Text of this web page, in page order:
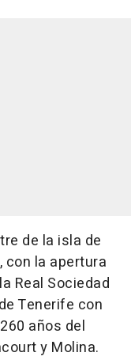
de la isla de
con la apertura
Real Sociedad
Tenerife con
años del
y Molina.